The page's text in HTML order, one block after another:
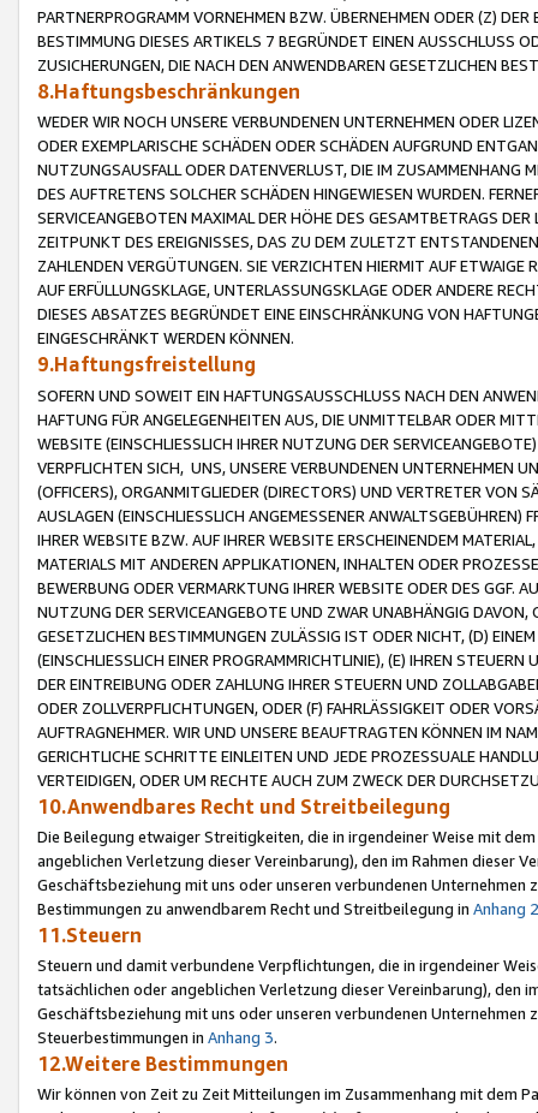
PARTNERPROGRAMM VORNEHMEN BZW. ÜBERNEHMEN ODER (Z)
BESTIMMUNG DIESES ARTIKELS 7 BEGRÜNDET EINEN AUSSCHLUSS
ZUSICHERUNGEN, DIE NACH DEN ANWENDBAREN GESETZLICHEN
8.Haftungsbeschränkungen
WEDER WIR NOCH UNSERE VERBUNDENEN UNTERNEHMEN ODER
ODER EXEMPLARISCHE SCHÄDEN ODER SCHÄDEN AUFGRUND
NUTZUNGSAUSFALL ODER DATENVERLUST, DIE IM ZUSAMMENHANG
DES AUFTRETENS SOLCHER SCHÄDEN HINGEWIESEN WURDEN.
SERVICEANGEBOTEN MAXIMAL DER HÖHE DES GESAMTBETRAGS
ZEITPUNKT DES EREIGNISSES, DAS ZU DEM ZULETZT
ZAHLENDEN VERGÜTUNGEN. SIE VERZICHTEN HIERMIT AUF
AUF ERFÜLLUNGSKLAGE, UNTERLASSUNGSKLAGE ODER ANDERE
DIESES ABSATZES BEGRÜNDET EINE EINSCHRÄNKUNG VON
EINGESCHRÄNKT WERDEN KÖNNEN.
9.Haftungsfreistellung
SOFERN UND SOWEIT EIN HAFTUNGSAUSSCHLUSS NACH DEN
HAFTUNG FÜR ANGELEGENHEITEN AUS, DIE UNMITTELBAR ODER
WEBSITE (EINSCHLIESSLICH IHRER NUTZUNG DER
VERPFLICHTEN SICH, UNS, UNSERE VERBUNDENEN UNTERNEHMEN
(OFFICERS), ORGANMITGLIEDER (DIRECTORS) UND VERTRETER VON
AUSLAGEN (EINSCHLIESSLICH ANGEMESSENER
IHRER WEBSITE BZW. AUF IHRER WEBSITE ERSCHEINENDEM
MATERIALS MIT ANDEREN APPLIKATIONEN, INHALTEN ODER
BEWERBUNG ODER VERMARKTUNG IHRER WEBSITE ODER DES GGF.
NUTZUNG DER SERVICEANGEBOTE UND ZWAR UNABHÄNGIG
GESETZLICHEN BESTIMMUNGEN ZULÄSSIG IST ODER NICHT, (D)
(EINSCHLIESSLICH EINER PROGRAMMRICHTLINIE), (E) IHREN
DER EINTREIBUNG ODER ZAHLUNG IHRER STEUERN UND
ODER ZOLLVERPFLICHTUNGEN, ODER (F) FAHRLÄSSIGKEIT ODER
AUFTRAGNEHMER. WIR UND UNSERE BEAUFTRAGTEN KÖNNEN IM
GERICHTLICHE SCHRITTE EINLEITEN UND JEDE PROZESSUALE
VERTEIDIGEN, ODER UM RECHTE AUCH ZUM ZWECK DER
10.Anwendbares Recht und Streitbeilegung
Die Beilegung etwaiger Streitigkeiten, die in irgendeiner Weise mit
angeblichen Verletzung dieser Vereinbarung), den im Rahmen dieser
Geschäftsbeziehung mit uns oder unseren verbundenen
Bestimmungen zu anwendbarem Recht und Streitbeilegung in Anhang 2
11.Steuern
Steuern und damit verbundene Verpflichtungen, die in irgendeiner
tatsächlichen oder angeblichen Verletzung dieser Vereinbarung), den
Geschäftsbeziehung mit uns oder unseren verbundenen
Steuerbestimmungen in Anhang 3.
12.Weitere Bestimmungen
Wir können von Zeit zu Zeit Mitteilungen im Zusammenhang mit dem